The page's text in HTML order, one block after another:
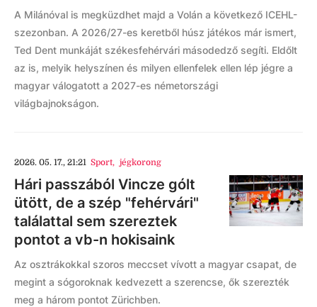
A Milánóval is megküzdhet majd a Volán a következő ICEHL-
szezonban. A 2026/27-es keretből húsz játékos már ismert,
Ted Dent munkáját székesfehérvári másodedző segíti. Eldőlt
az is, melyik helyszínen és milyen ellenfelek ellen lép jégre a
magyar válogatott a 2027-es németországi
világbajnokságon.
2026. 05. 17., 21:21 Sport, jégkorong
Hári passzából Vincze gólt
ütött, de a szép "fehérvári"
találattal sem szereztek
pontot a vb-n hokisaink
Az osztrákokkal szoros meccset vívott a magyar csapat, de
megint a sógoroknak kedvezett a szerencse, ők szerezték
meg a három pontot Zürichben.